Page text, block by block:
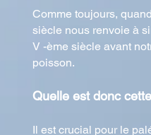
Comme toujours,
siècle nous renvoie à
V -ème siècle avant
poisson.
Quelle est donc
Il est crucial pour le